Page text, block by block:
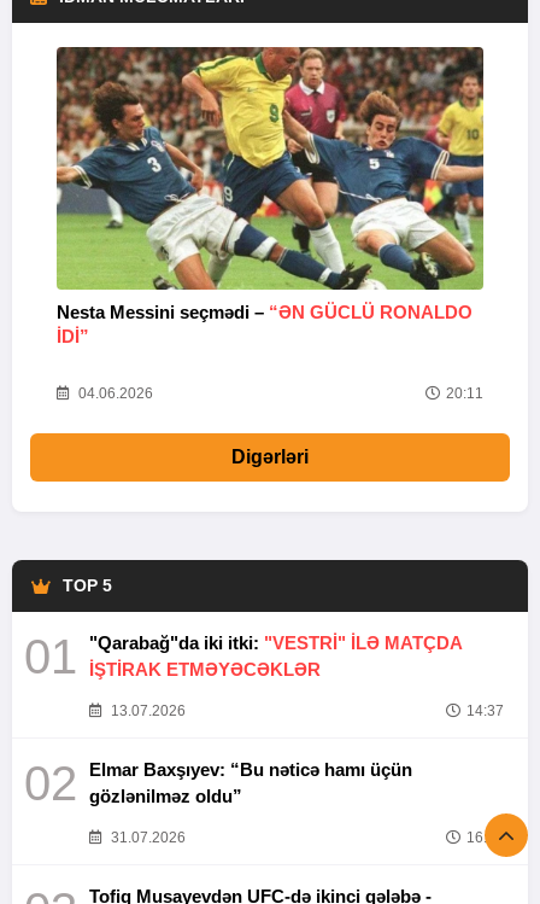
Nesta Messini seçmədi – “ƏN GÜCLÜ RONALDO
IDI”
04.06.2026 20:11
Digərləri
TOP 5
01 "Qarabağ"da iki itki: "VESTRİ" İLƏ MATÇDA
İŞTİRAK ETMƏYƏCƏKLƏR
13.07.2026 14:37
02
Elmar Baxşıyev: “Bu nəticə hamı üçün
gözlənilməz oldu”
31.07.2026 16:26
Tofiq Musayevdən UFC-də ikinci qələbə -